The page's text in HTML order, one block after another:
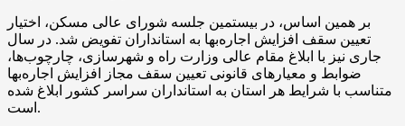
بر همین اساس، در بیستمین جلسه شورای عالی مسکن، اختیار
تعیین سقف افزایش اجاره‌بها به استانداران تفویض شد. در سال
جاری نیز با ابلاغ مقام عالی وزارت راه و شهرسازی، چارچوب‌ها،
ضوابط و معیارهای قانونی تعیین سقف مجاز افزایش اجاره‌بها
متناسب با شرایط هر استان به استانداران سراسر کشور ابلاغ شده
است.